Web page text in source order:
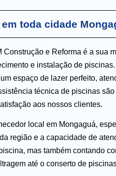
toda cidade
Construção e Reforma é a sua
e instalação de
espaço de lazer perfeito,
técnica de piscinas
aos nossos clientes.
local em Mongaguá,
região e a capacidade de
mas também contando
até o conserto de